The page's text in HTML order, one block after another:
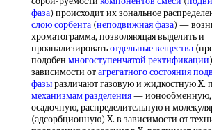
фаза) происходит их зональное
слою сорбента (неподвижная фаза) —
хроматограмма, позволяющая выделить и
проанализироватьотдельные вещества
подобен многоступенчатой ректификации
зависимости отагрегатного состояния
фазыразличают газовую и жидкостную X.
механизмам разделения— ионообменную,
осадочную, распределительную и
(адсорбционную) X. в зависимости от